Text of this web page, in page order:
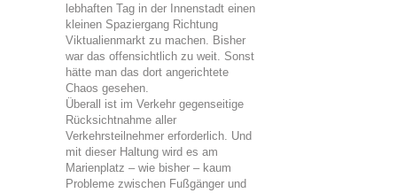
lebhaften Tag in der Innenstadt einen
kleinen Spaziergang Richtung
Viktualienmarkt zu machen. Bisher
war das offensichtlich zu weit. Sonst
hätte man das dort angerichtete
Chaos gesehen.
Überall ist im Verkehr gegenseitige
Rücksichtnahme aller
Verkehrsteilnehmer erforderlich. Und
mit dieser Haltung wird es am
Marienplatz – wie bisher – kaum
Probleme zwischen Fußgänger und